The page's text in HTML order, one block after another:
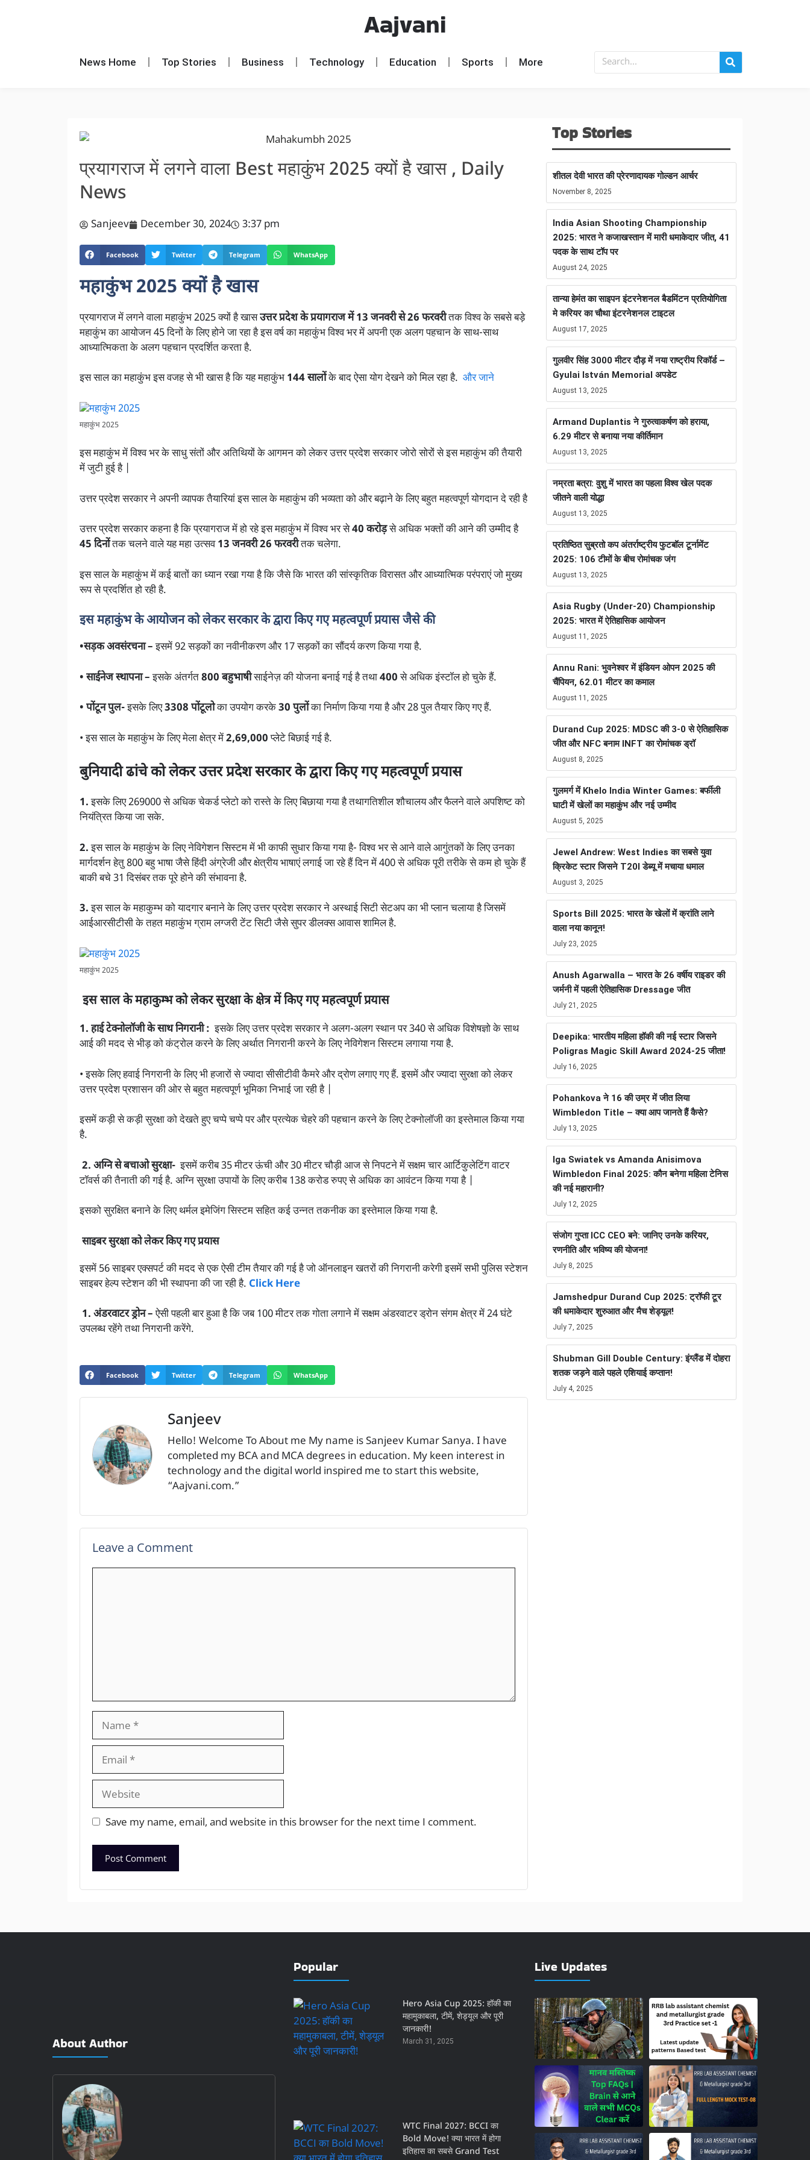
Aajvani
News Home Top Stories Business Technology Education Sports More
प्रयागराज में लगने वाला Best महाकुंभ 2025 क्यों है खास , Daily
News
Sanjeev December 30, 2024 3:37 pm
Facebook Twitter Telegram WhatsApp
महाकुंभ 2025 क्यों है खास
प्रयागराज में लगने वाला महाकुंभ 2025 क्यों है खासउत्तर प्रदेश के प्रयागराज में 13 जनवरी से 26 फरवरीतक विश्व के सबसे बड़े
महाकुंभ का आयोजन 45 दिनों के लिए होने जा रहा है इस वर्ष का महाकुंभ विश्व भर में अपनी एक अलग पहचान के साथ-साथ
आध्यात्मिकता के अलग पहचान प्रदर्शित करता है.
इस साल का महाकुंभ इस वजह से भी खास है कि यह महाकुंभ 144 सालोंके बाद ऐसा योग देखने को मिल रहा है. और जाने
महाकुंभ 2025
इस महाकुंभ में विश्व भर के साधु संतों और अतिथियों के आगमन को लेकर उत्तर प्रदेश सरकार जोरो सोरों से इस महाकुंभ की तैयारी
में जुटी हुई है |
उत्तर प्रदेश सरकार ने अपनी व्यापक तैयारियां इस साल के महाकुंभ की भव्यता को और बढ़ाने के लिए बहुत महत्वपूर्ण योगदान दे रही है
उत्तर प्रदेश सरकार कहना है कि प्रयागराज में हो रहे इस महाकुंभ में विश्व भर से40 करोड़से अधिक भक्तों की आने की उम्मीद है
45 दिनोंतक चलने वाले यह महा उत्सव13 जनवरी 26 फरवरीतक चलेगा.
इस साल के महाकुंभ में कई बातों का ध्यान रखा गया है कि जैसे कि भारत की सांस्कृतिक विरासत और आध्यात्मिक परंपराएं जो मुख्य
रूप से प्रदर्शित हो रही है.
इस महाकुंभ के आयोजन को लेकर सरकार के द्वारा किए गए महत्वपूर्ण प्रयास जैसे की
•सड़क अवसंरचना –इसमें 92 सड़कों का नवीनीकरण और 17 सड़कों का सौंदर्य करण किया गया है.
• साईनेज स्थापना –इसके अंतर्गत800 बहुभाषीसाईनेज़ की योजना बनाई गई है तथा400से अधिक इंस्टॉल हो चुके हैं.
• पोंटून पुल-इसके लिए3308 पोंटूलोका उपयोग करके30 पुलोंका निर्माण किया गया है और 28 पुल तैयार किए गए हैं.
• इस साल के महाकुंभ के लिए मेला क्षेत्र में2,69,000प्लेटे बिछाई गई है.
बुनियादी ढांचे को लेकर उत्तर प्रदेश सरकार के द्वारा किए गए महत्वपूर्ण प्रयास
1.इसके लिए 269000 से अधिक चेकर्ड प्लेटो को रास्ते के लिए बिछाया गया है तथागतिशील शौचालय और फैलने वाले अपशिष्ट को
नियंत्रित किया जा सके.
2.इस साल के महाकुंभ के लिए नेविगेशन सिस्टम में भी काफी सुधार किया गया है- विश्व भर से आने वाले आगुंतकों के लिए उनका
मार्गदर्शन हेतु 800 बहु भाषा जैसे हिंदी अंग्रेजी और क्षेत्रीय भाषाएं लगाई जा रहे हैं दिन में 400 से अधिक पूरी तरीके से कम हो चुके हैं
बाकी बचे 31 दिसंबर तक पूरे होने की संभावना है.
3.इस साल के महाकुम्भ को यादगार बनाने के लिए उत्तर प्रदेश सरकार ने अस्थाई सिटी सेटअप का भी प्लान चलाया है जिसमें
आईआरसीटीसी के तहत महाकुंभ ग्राम लग्जरी टेंट सिटी जैसे सुपर डीलक्स आवास शामिल है.
महाकुंभ 2025
इस साल के महाकुम्भ को लेकर सुरक्षा के क्षेत्र में किए गए महत्वपूर्ण प्रयास
1. हाई टेक्नोलॉजी के साथ निगरानी :इसके लिए उत्तर प्रदेश सरकार ने अलग-अलग स्थान पर 340 से अधिक विशेषज्ञाे के साथ
आई की मदद से भीड़ को कंट्रोल करने के लिए अर्थात निगरानी करने के लिए नेविगेशन सिस्टम लगाया गया है.
• इसके लिए हवाई निगरानी के लिए भी हजारों से ज्यादा सीसीटीवी कैमरे और द्रोण लगाए गए हैं. इसमें और ज्यादा सुरक्षा को लेकर
उत्तर प्रदेश प्रशासन की ओर से बहुत महत्वपूर्ण भूमिका निभाई जा रही है |
इसमें कड़ी से कड़ी सुरक्षा को देखते हुए चप्पे चप्पे पर और प्रत्येक चेहरे की पहचान करने के लिए टेक्नोलॉजी का इस्तेमाल किया गया
है.
2. अग्नि से बचाओ सुरक्षा- इसमें करीब 35 मीटर ऊंची और 30 मीटर चौड़ी आज से निपटने में सक्षम चार आर्टिकुलेटिंग वाटर
टॉवर्स की तैनाती की गई है. अग्नि सुरक्षा उपायों के लिए करीब 138 करोड रुपए से अधिक का आवंटन किया गया है |
इसको सुरक्षित बनाने के लिए थर्मल इमेजिंग सिस्टम सहित कई उन्नत तकनीक का इस्तेमाल किया गया है.
साइबर सुरक्षा को लेकर किए गए प्रयास
इसमें 56 साइबर एक्सपर्ट की मदद से एक ऐसी टीम तैयार की गई है जो ऑनलाइन खतरों की निगरानी करेगी इसमें सभी पुलिस स्टेशन
साइबर हेल्प स्टेशन की भी स्थापना की जा रही है. Click Here
1. अंडरवाटर ड्रोन –ऐसी पहली बार हुआ है कि जब 100 मीटर तक गोता लगाने में सक्षम अंडरवाटर ड्रोन संगम क्षेत्र में 24 घंटे
उपलब्ध रहेंगे तथा निगरानी करेंगे.
Facebook Twitter Telegram WhatsApp
Sanjeev
Hello! Welcome To About me My name is Sanjeev Kumar Sanya. I have
completed my BCA and MCA degrees in education. My keen interest in
technology and the digital world inspired me to start this website,
“Aajvani.com.”
Leave a Comment
Save my name, email, and website in this browser for the next time I comment.
Top Stories
शीतल देवी भारत की प्रेरणादायक गोल्डन आर्चर
November 8, 2025
India Asian Shooting Championship
2025: भारत ने कजाखस्तान में मारी धमाकेदार जीत, 41
पदक के साथ टॉप पर
August 24, 2025
तान्या हेमंत का साइपन इंटरनेशनल बैडमिंटन प्रतियोगिता
मे करियर का चौथा इंटरनेशनल टाइटल
August 17, 2025
गुलवीर सिंह 3000 मीटर दौड़ में नया राष्ट्रीय रिकॉर्ड –
Gyulai István Memorial अपडेट
August 13, 2025
Armand Duplantis ने गुरुत्वाकर्षण को हराया,
6.29 मीटर से बनाया नया कीर्तिमान
August 13, 2025
नम्रता बत्रा: वुशु में भारत का पहला विश्व खेल पदक
जीतने वाली योद्धा
August 13, 2025
प्रतिष्ठित सुब्रतो कप अंतर्राष्ट्रीय फुटबॉल टूर्नामेंट
2025: 106 टीमों के बीच रोमांचक जंग
August 13, 2025
Asia Rugby (Under-20) Championship
2025: भारत में ऐतिहासिक आयोजन
August 11, 2025
Annu Rani: भुवनेश्वर में इंडियन ओपन 2025 की
चैंपियन, 62.01 मीटर का कमाल
August 11, 2025
Durand Cup 2025: MDSC की 3-0 से ऐतिहासिक
जीत और NFC बनाम INFT का रोमांचक ड्रॉ
August 8, 2025
गुलमर्ग में Khelo India Winter Games: बर्फीली
घाटी में खेलों का महाकुंभ और नई उम्मीद
August 5, 2025
Jewel Andrew: West Indies का सबसे युवा
क्रिकेट स्टार जिसने T20I डेब्यू में मचाया धमाल
August 3, 2025
Sports Bill 2025: भारत के खेलों में क्रांति लाने
वाला नया कानून!
July 23, 2025
Anush Agarwalla – भारत के 26 वर्षीय राइडर की
जर्मनी में पहली ऐतिहासिक Dressage जीत
July 21, 2025
Deepika: भारतीय महिला हॉकी की नई स्टार जिसने
Poligras Magic Skill Award 2024-25 जीता!
July 16, 2025
Pohankova ने 16 की उम्र में जीत लिया
Wimbledon Title – क्या आप जानते हैं कैसे?
July 13, 2025
Iga Swiatek vs Amanda Anisimova
Wimbledon Final 2025: कौन बनेगा महिला टेनिस
की नई महारानी?
July 12, 2025
संजोग गुप्ता ICC CEO बने: जानिए उनके करियर,
रणनीति और भविष्य की योजना!
July 8, 2025
Jamshedpur Durand Cup 2025: ट्रॉफी टूर
की धमाकेदार शुरुआत और मैच शेड्यूल!
July 7, 2025
Shubman Gill Double Century: इंग्लैंड में दोहरा
शतक जड़ने वाले पहले एशियाई कप्तान!
July 4, 2025
About Author
Popular
Hero Asia Cup 2025: हॉकी का
महामुकाबला, टीमें, शेड्यूल और पूरी
जानकारी!
March 31, 2025
WTC Final 2027: BCCI का
Bold Move! क्या भारत में होगा
इतिहास का सबसे Grand Test
Live Updates